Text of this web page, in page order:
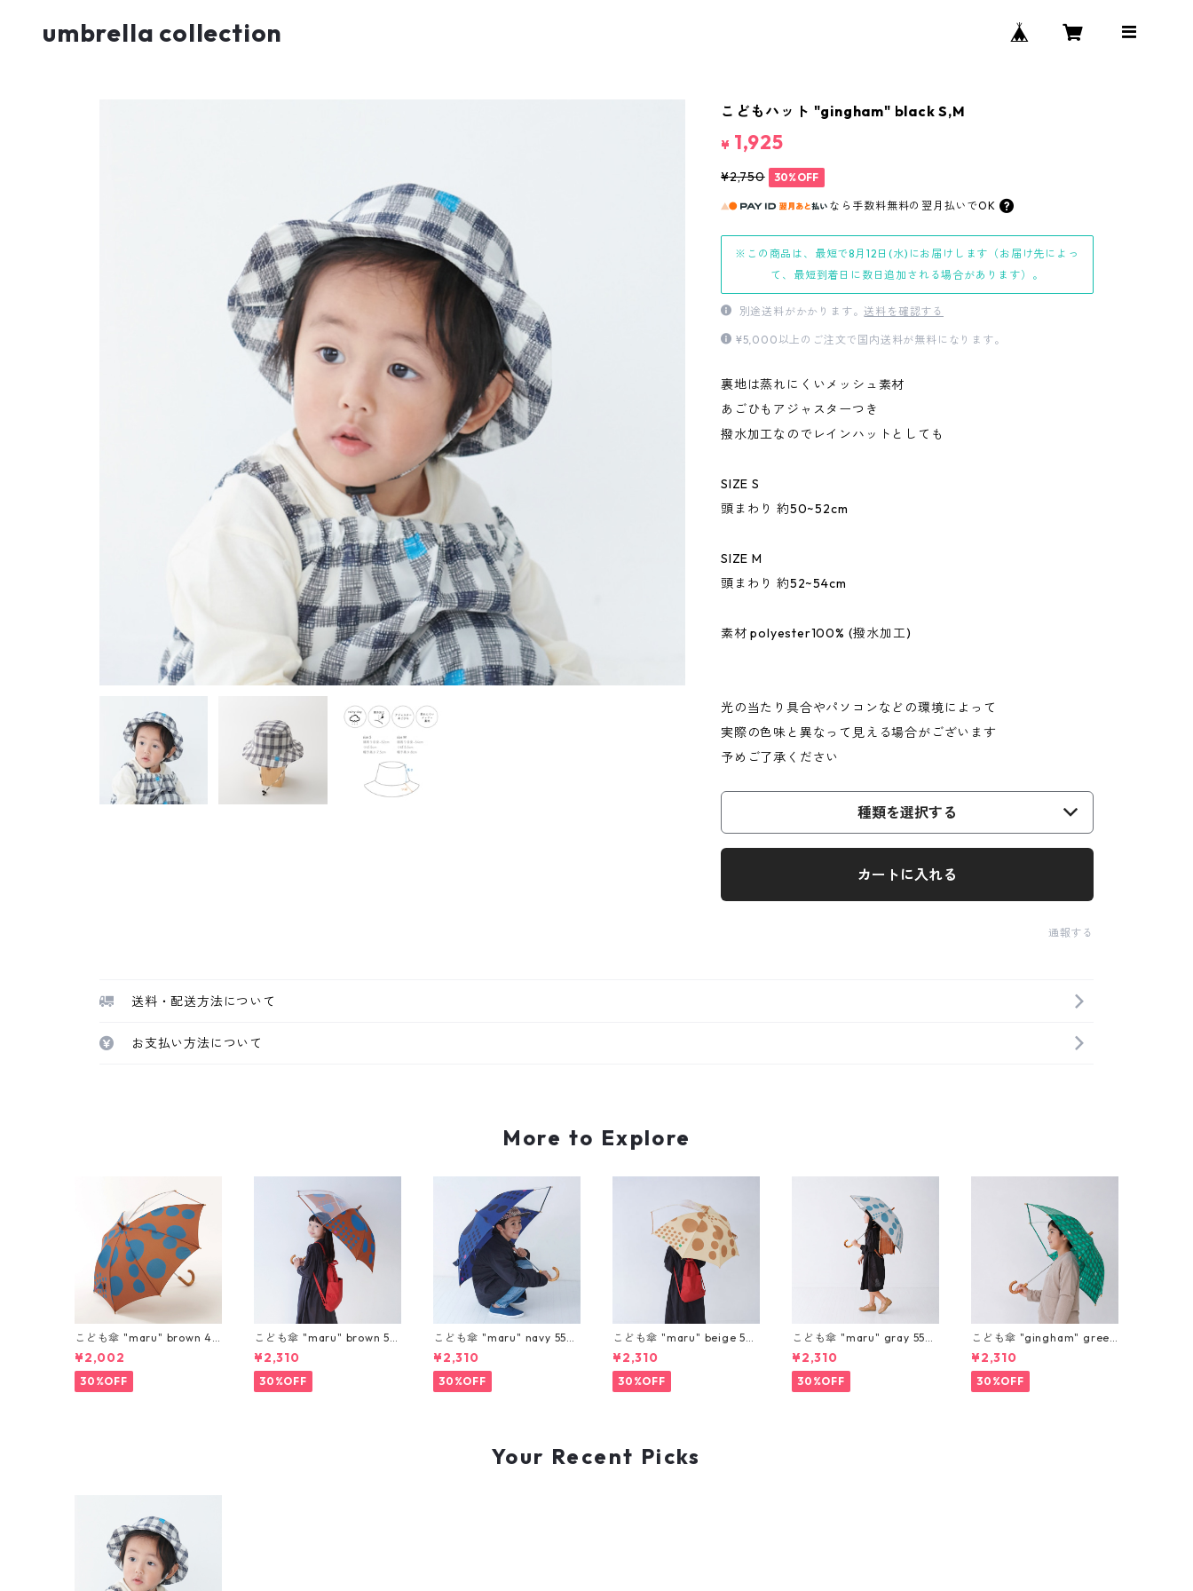
umbrella collection
こどもハット "gingham" black S,M
¥ 1,925
¥2,750 30%OFF
なら 手数料無料の 翌月払いでOK
※この商品は、最短で8月12日(水)にお届けします（お届け先によっ
て、最短到着日に数日追加される場合があります）。
別途送料がかかります。送料を確認する
¥5,000以上のご注文で国内送料が無料になります。
裏地は蒸れにくいメッシュ素材
あごひもアジャスターつき
撥水加工なのでレインハットとしても
SIZE S
頭まわり 約50~52cm
SIZE M
頭まわり 約52~54cm
素材 polyester100% (撥水加工)
光の当たり具合やパソコンなどの環境によって
実際の色味と異なって見える場合がございます
予めご了承ください
種類を選択する
カートに入れる
通報する
送料・配送方法について
お支払い方法について
More to Explore
こども傘 "maru" brown 45
cm
¥2,002
30%OFF
こども傘 "maru" brown 55
cm
¥2,310
30%OFF
こども傘 "maru" navy 55c
m
¥2,310
30%OFF
こども傘 "maru" beige 55c
m
¥2,310
30%OFF
こども傘 "maru" gray 55c
m
¥2,310
30%OFF
こども傘 "gingham" green
55cm
¥2,310
30%OFF
Your Recent Picks